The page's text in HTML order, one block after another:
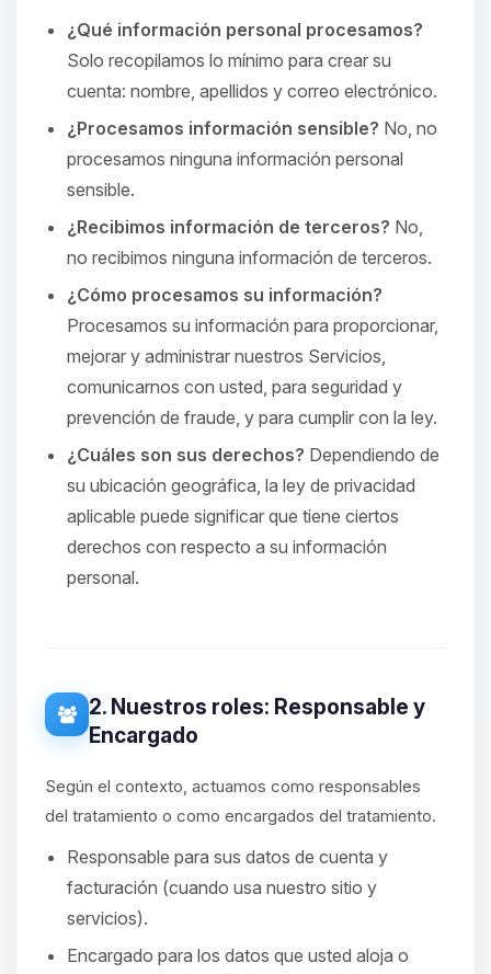
¿Qué información personal procesamos?
Solo recopilamos lo mínimo para crear su
cuenta: nombre, apellidos y correo electrónico.
¿Procesamos información sensible? No, no
procesamos ninguna información personal
sensible.
¿Recibimos información de terceros? No,
no recibimos ninguna información de terceros.
¿Cómo procesamos su información?
Procesamos su información para proporcionar,
mejorar y administrar nuestros Servicios,
comunicarnos con usted, para seguridad y
prevención de fraude, y para cumplir con la ley.
¿Cuáles son sus derechos? Dependiendo de
su ubicación geográfica, la ley de privacidad
aplicable puede significar que tiene ciertos
derechos con respecto a su información
personal.
2. Nuestros roles: Responsable y
Encargado
Según el contexto, actuamos como responsables
del tratamiento o como encargados del tratamiento.
Responsable para sus datos de cuenta y
facturación (cuando usa nuestro sitio y
servicios).
Encargado para los datos que usted aloja o